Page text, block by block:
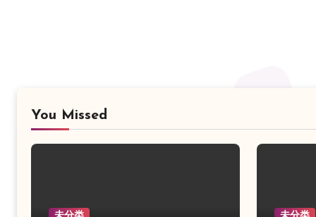
You Missed